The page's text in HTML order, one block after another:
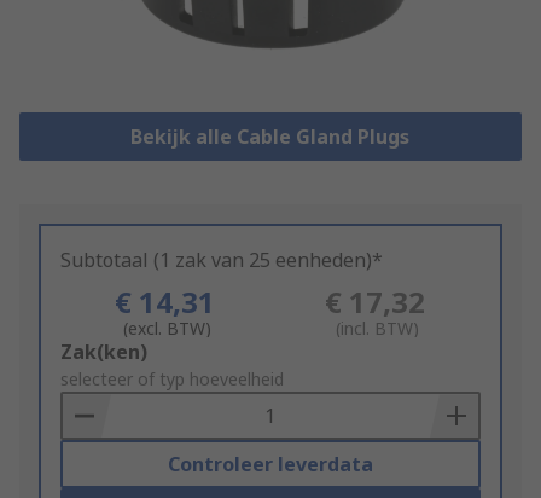
Bekijk alle Cable Gland Plugs
Subtotaal (1 zak van 25 eenheden)*
€ 14,31
(excl. BTW)
€ 17,32
(incl. BTW)
Add
to
Basket
Zak(ken)
selecteer of typ hoeveelheid
Controleer leverdata